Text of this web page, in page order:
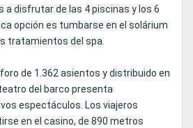
a disfrutar de las 4 piscinas y los 6
opción es tumbarse en el solárium
tratamientos del spa.
de 1.362 asientos y distribuido en
del barco presenta
espectáculos. Los viajeros
en el casino, de 890 metros